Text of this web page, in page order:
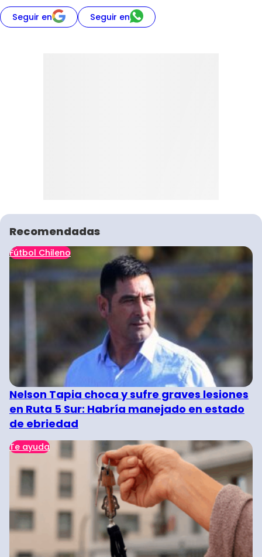
Seguir en Seguir en
Recomendadas
Fútbol Chileno
Nelson Tapia choca y sufre graves lesiones
en Ruta 5 Sur: Habría manejado en estado
de ebriedad
Te ayuda